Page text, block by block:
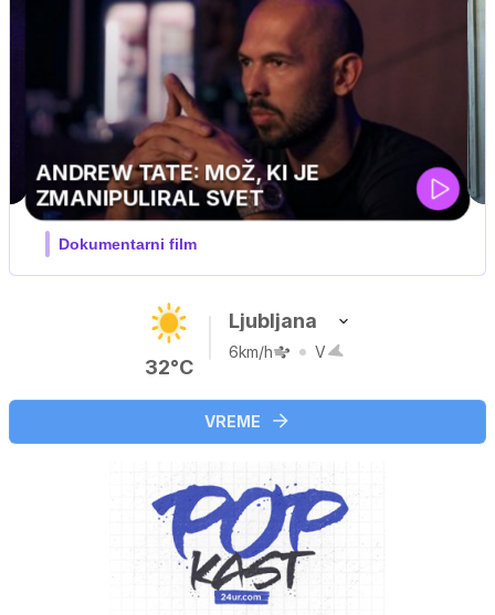
MOJ PRIJATELJ PINGVIN
Film meseca / družinski, pustolovski
32°C
Ljubljana
6km/h V
VREME